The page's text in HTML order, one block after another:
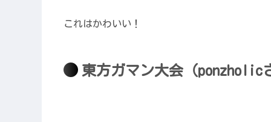
これはかわいい！
東方ガマン大会（ponzholic